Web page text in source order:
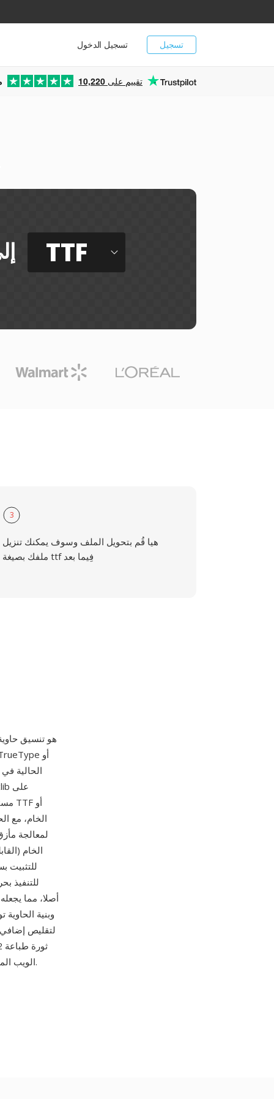
تسجيل تسجيل الدخول
10,220 تقييم على
TTF
3
هيا قُم بتحويل الملف وسوف يمكنك تنزيل
ملفك بصيغة ttf فِيما بعد
للتثبيت
للتنفيذ
وبنية
الويب المخصصة التي حولت تصميم الويب من حفنة من خطوط النظام إلى ملايين خيارات الخطوط.